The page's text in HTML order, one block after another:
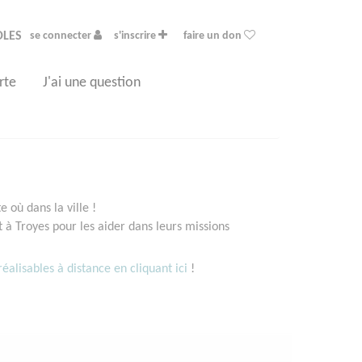
se connecter s'inscrire faire un don
J'ai une question
où dans la ville !
Troyes pour les aider dans leurs missions
à distance en cliquant ici !